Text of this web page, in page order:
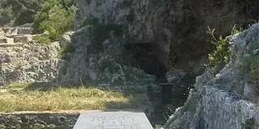
Luglio 2026
Ultimazione Cantiere " “Campo
sportivo di calcio con spazi
polivalenti “Montelibretti” - Piani
Urbani Integrati “POLI DI SPORT,
BENESSERE, DISABILITÀ” - Art. 5